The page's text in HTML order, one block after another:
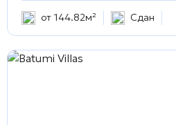
от 144.82м² Сдан